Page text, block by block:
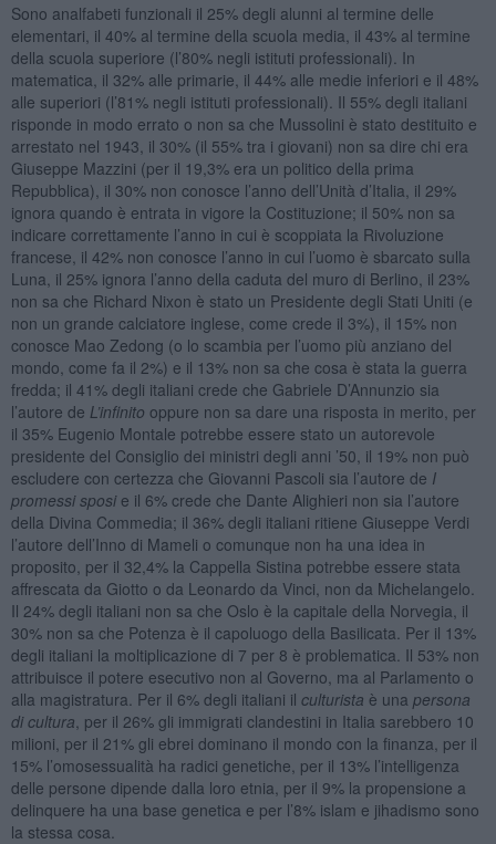
Sono analfabeti funzionali il 25% degli alunni al termine delle
elementari, il 40% al termine della scuola media, il 43% al termine
della scuola superiore (l’80% negli istituti professionali). In
matematica, il 32% alle primarie, il 44% alle medie inferiori e il 48%
alle superiori (l’81% negli istituti professionali). Il 55% degli italiani
risponde in modo errato o non sa che Mussolini è stato destituito e
arrestato nel 1943, il 30% (il 55% tra i giovani) non sa dire chi era
Giuseppe Mazzini (per il 19,3% era un politico della prima
Repubblica), il 30% non conosce l’anno dell’Unità d’Italia, il 29%
ignora quando è entrata in vigore la Costituzione; il 50% non sa
indicare correttamente l’anno in cui è scoppiata la Rivoluzione
francese, il 42% non conosce l’anno in cui l’uomo è sbarcato sulla
Luna, il 25% ignora l’anno della caduta del muro di Berlino, il 23%
non sa che Richard Nixon è stato un Presidente degli Stati Uniti (e
non un grande calciatore inglese, come crede il 3%), il 15% non
conosce Mao Zedong (o lo scambia per l’uomo più anziano del
mondo, come fa il 2%) e il 13% non sa che cosa è stata la guerra
fredda; il 41% degli italiani crede che Gabriele D’Annunzio sia
l’autore de L’infinito oppure non sa dare una risposta in merito, per
il 35% Eugenio Montale potrebbe essere stato un autorevole
presidente del Consiglio dei ministri degli anni ’50, il 19% non può
escludere con certezza che Giovanni Pascoli sia l’autore de I
promessi sposie il 6% crede che Dante Alighieri non sia l’autore
della Divina Commedia; il 36% degli italiani ritiene Giuseppe Verdi
l’autore dell’Inno di Mameli o comunque non ha una idea in
proposito, per il 32,4% la Cappella Sistina potrebbe essere stata
affrescata da Giotto o da Leonardo da Vinci, non da Michelangelo.
Il 24% degli italiani non sa che Oslo è la capitale della Norvegia, il
30% non sa che Potenza è il capoluogo della Basilicata. Per il 13%
degli italiani la moltiplicazione di 7 per 8 è problematica. Il 53% non
attribuisce il potere esecutivo non al Governo, ma al Parlamento o
alla magistratura. Per il 6% degli italiani il culturista è una persona
di cultura , per il 26% gli immigrati clandestini in Italia sarebbero 10
milioni, per il 21% gli ebrei dominano il mondo con la finanza, per il
15% l’omosessualità ha radici genetiche, per il 13% l’intelligenza
delle persone dipende dalla loro etnia, per il 9% la propensione a
delinquere ha una base genetica e per l’8% islam e jihadismo sono
la stessa cosa.